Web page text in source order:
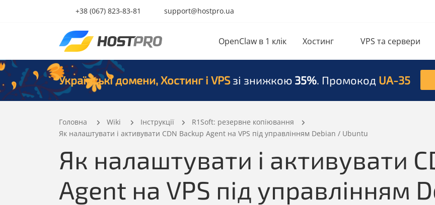
+38 (067) 823-83-81 support@hostpro.ua
OpenClaw в 1 клік Хостинг VPS та сервери
Українські домени, Хостинг і VPS зі знижкою 35%. Промокод UA-35
Головна Wiki Інструкції
R1Soft: резервне копіювання
Як налаштувати і активувати CDN Backup Agent на VPS під управлінням Debian / Ubuntu
Як налаштувати і активувати
Agent на VPS під управлінням